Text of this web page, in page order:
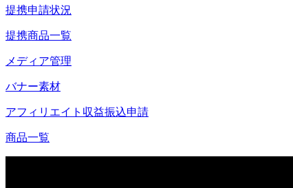
提携申請状況
提携商品一覧
メディア管理
バナー素材
アフィリエイト収益振込申請
商品一覧